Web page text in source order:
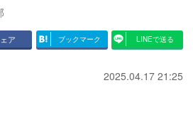
ア ブックマーク LINEで送る
2025.04.17 21:25